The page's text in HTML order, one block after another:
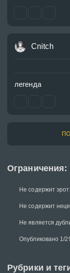
Ограничения:
Не содержит
Не содержит
Не является
Опубликовано 1/
Рубрики и
Cnitch
легенда